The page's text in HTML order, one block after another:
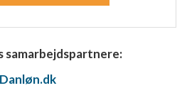
samarbejdspartnere:
Danløn.dk